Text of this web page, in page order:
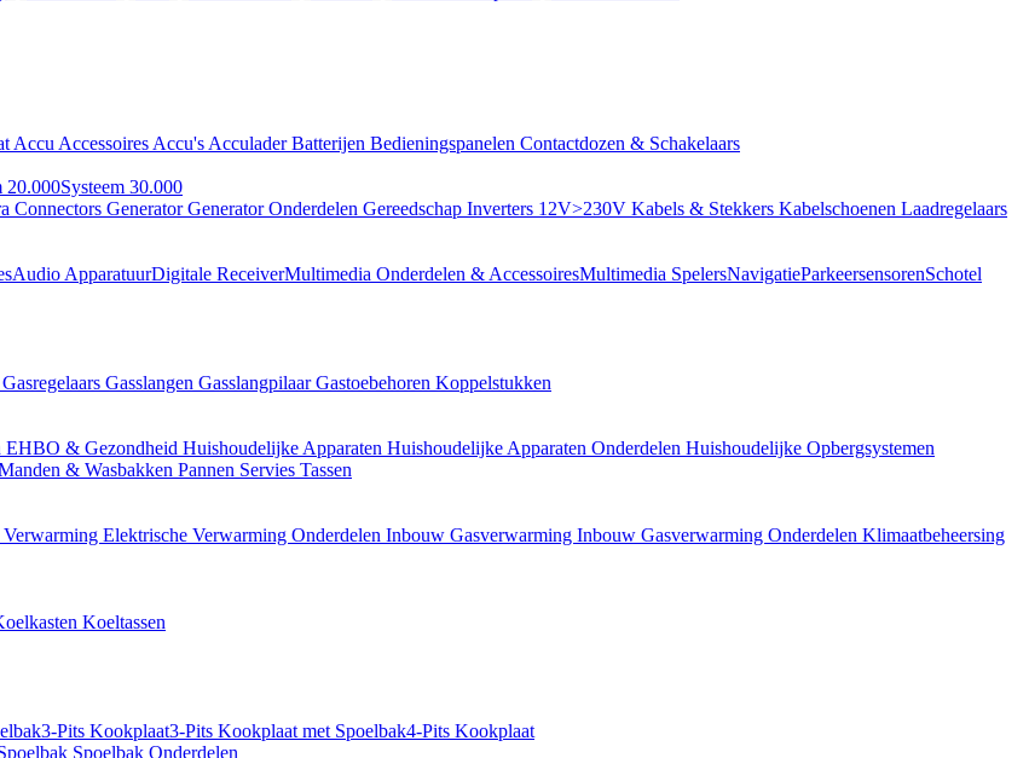
Accu Accessoires Accu's AcculaderBatterijen Bedieningspanelen Contactdozen & Schakelaars
20.000Systeem 30.000
Connectors GeneratorGenerator Onderdelen Gereedschap Inverters 12V>230V Kabels & Stekkers Kabelschoenen Laadregelaars
Audio ApparatuurDigitale ReceiverMultimedia Onderdelen & AccessoiresMultimedia SpelersNavigatieParkeersensorenSchotel
Gasregelaars Gasslangen GasslangpilaarGastoebehoren Koppelstukken
EHBO & Gezondheid Huishoudelijke Apparaten Huishoudelijke Apparaten Onderdelen Huishoudelijke Opbergsystemen
& Wasbakken Pannen Servies Tassen
Elektrische Verwarming Onderdelen Inbouw Gasverwarming Inbouw Gasverwarming Onderdelen Klimaatbeheersing
Koeltassen
3-Pits Kookplaat3-Pits Kookplaat met Spoelbak4-Pits Kookplaat
Spoelbak Onderdelen